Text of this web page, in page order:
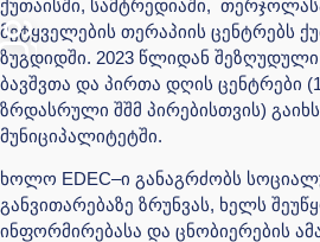
ქუთაისში, სამტრედიაში,
მეტყველების თერაპიის ცენტრებს
ზუგდიდში. 2023 წლიდან
ბავშვთა და პირთა დღის ცენტრები
ზრდასრული შშმ პირებისთვის)
მუნიციპალიტეტში.
ხოლო EDEC–ი განაგრძობს
განვითარებაზე ზრუნვას, ხელს
ინფორმირებასა და ცნობიერების